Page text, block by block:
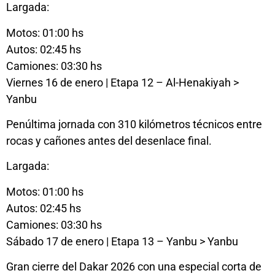
Largada:
Motos: 01:00 hs
Autos: 02:45 hs
Camiones: 03:30 hs
Viernes 16 de enero | Etapa 12 – Al-Henakiyah >
Yanbu
Penúltima jornada con 310 kilómetros técnicos entre
rocas y cañones antes del desenlace final.
Largada:
Motos: 01:00 hs
Autos: 02:45 hs
Camiones: 03:30 hs
Sábado 17 de enero | Etapa 13 – Yanbu > Yanbu
Gran cierre del Dakar 2026 con una especial corta de